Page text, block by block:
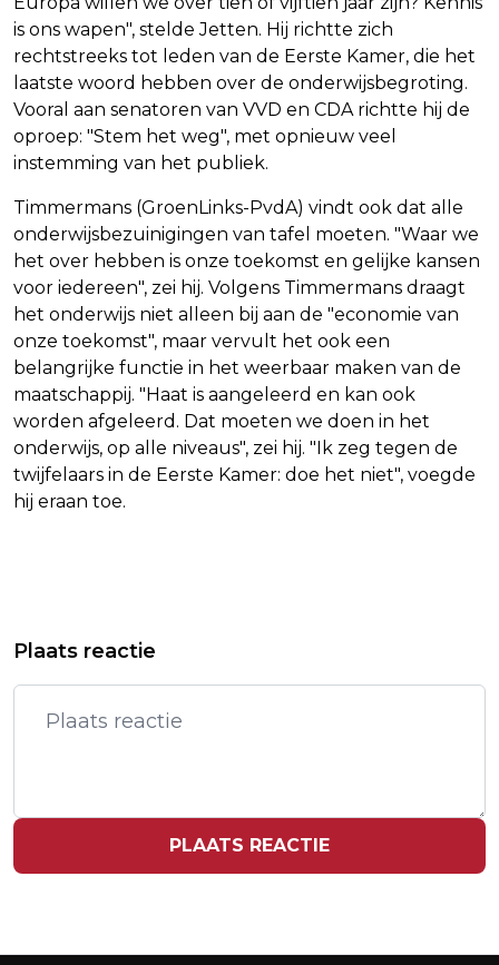
is ons wapen", stelde Jetten. Hij richtte zich
rechtstreeks tot leden van de Eerste Kamer, die het
laatste woord hebben over de onderwijsbegroting.
Vooral aan senatoren van VVD en CDA richtte hij de
oproep: "Stem het weg", met opnieuw veel
instemming van het publiek.
Timmermans (GroenLinks-PvdA) vindt ook dat alle
onderwijsbezuinigingen van tafel moeten. "Waar we
het over hebben is onze toekomst en gelijke kansen
voor iedereen", zei hij. Volgens Timmermans draagt
het onderwijs niet alleen bij aan de "economie van
onze toekomst", maar vervult het ook een
belangrijke functie in het weerbaar maken van de
maatschappij. "Haat is aangeleerd en kan ook
worden afgeleerd. Dat moeten we doen in het
onderwijs, op alle niveaus", zei hij. "Ik zeg tegen de
twijfelaars in de Eerste Kamer: doe het niet", voegde
hij eraan toe.
VIERING DIT JAAR OP 26 APRIL VALT
ONZEKERE TOEKOMST VOOR
ANNECHIEN STEENHUIZEN: WAAROM
ZE AL EEN HALF JAAR VAN HET
Plaats reactie
PLAATS REACTIE